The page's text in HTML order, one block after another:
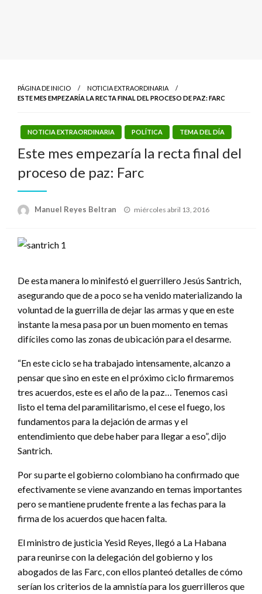
PÁGINA DE INICIO
NOTICIA EXTRAORDINARIA
ESTE MES EMPEZARÍA LA RECTA FINAL DEL PROCESO DE PAZ: FARC
NOTICIA EXTRAORDINARIA POLÍTICA TEMA DEL DÍA
Este mes empezaría la recta final del
proceso de paz: Farc
Manuel Reyes Beltran
Publicado
miércoles abril 13, 2016
De esta manera lo minifestó el guerrillero Jesús Santrich,
asegurando que de a poco se ha venido materializando la
voluntad de la guerrilla de dejar las armas y que en este
instante la mesa pasa por un buen momento en temas
difíciles como las zonas de ubicación para el desarme.
“En este ciclo se ha trabajado intensamente, alcanzo a
pensar que sino en este en el próximo ciclo firmaremos
tres acuerdos, este es el año de la paz… Tenemos casi
listo el tema del paramilitarismo, el cese el fuego, los
fundamentos para la dejación de armas y el
entendimiento que debe haber para llegar a eso”, dijo
Santrich.
Por su parte el gobierno colombiano ha confirmado que
efectivamente se viene avanzando en temas importantes
pero se mantiene prudente frente a las fechas para la
firma de los acuerdos que hacen falta.
El ministro de justicia Yesid Reyes, llegó a La Habana
para reunirse con la delegación del gobierno y los
abogados de las Farc, con ellos planteó detalles de cómo
serían los criterios de la amnistía para los guerrilleros que